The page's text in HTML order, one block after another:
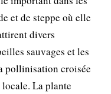
et de steppe où elle
divers
sauvages et les
pollinisation croisée
La plante